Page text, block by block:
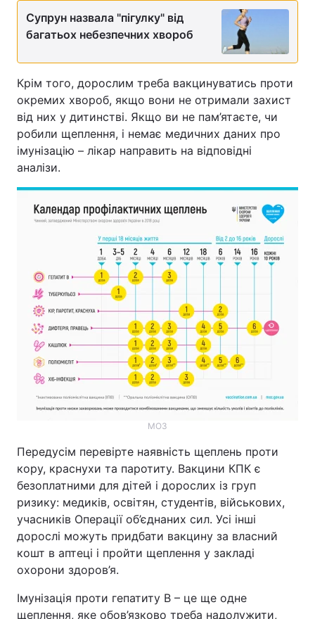
Тема оформлення
Супрун назвала "пігулку" від
багатьох небезпечних хвороб
Крім того, дорослим треба вакцинуватись проти
окремих хвороб, якщо вони не отримали захист
від них у дитинстві. Якщо ви не пам’ятаєте, чи
робили щеплення, і немає медичних даних про
імунізацію – лікар направить на відповідні
аналізи.
МОЗ
Передусім перевірте наявність щеплень проти
кору, краснухи та паротиту. Вакцини КПК є
безоплатними для дітей і дорослих із груп
ризику: медиків, освітян, студентів, військових,
учасників Операції об’єднаних сил. Усі інші
дорослі можуть придбати вакцину за власний
кошт в аптеці і пройти щеплення у закладі
охорони здоров’я.
Імунізація проти гепатиту B – це ще одне
щеплення, яке обов’язково треба надолужити,